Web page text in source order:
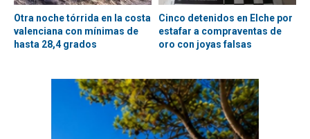
Otra noche tórrida en la costa
valenciana con mínimas de
hasta 28,4 grados
Cinco detenidos en Elche por
estafar a compraventas de
oro con joyas falsas